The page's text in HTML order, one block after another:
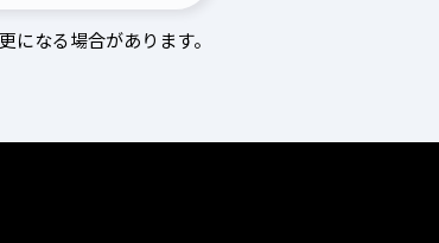
なる場合があります。